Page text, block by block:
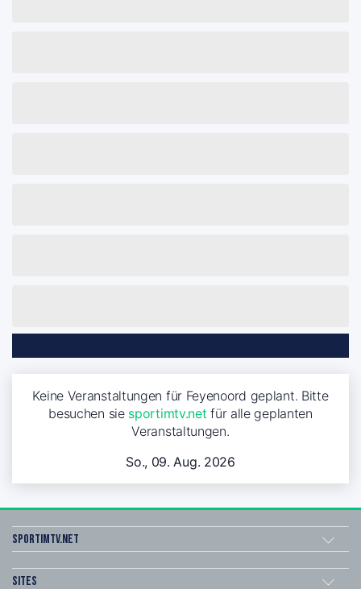
Keine Veranstaltungen für Feyenoord geplant. Bitte
besuchen sie sportimtv.net für alle geplanten
Veranstaltungen.
So., 09. Aug. 2026
sportimtv.net
Sites